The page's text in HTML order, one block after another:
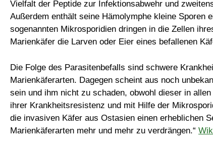
Vielfalt der Peptide zur Infektionsabwehr und
Außerdem enthält seine Hämolymphe kleine Sporen
sogenannten Mikrosporidien dringen in die Zellen
Marienkäfer die Larven oder Eier eines befallenen
Die Folge des Parasitenbefalls sind schwere
Marienkäferarten. Dagegen scheint aus noch
sein und ihm nicht zu schaden, obwohl dieser in
ihrer Krankheitsresistenz und mit Hilfe der
die invasiven Käfer aus Ostasien einen erheblichen
Marienkäferarten mehr und mehr zu verdrängen.“